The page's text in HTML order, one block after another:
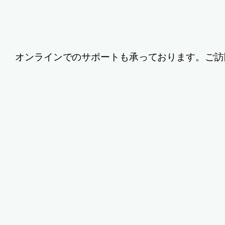
オンラインでのサポートも承っております。ご